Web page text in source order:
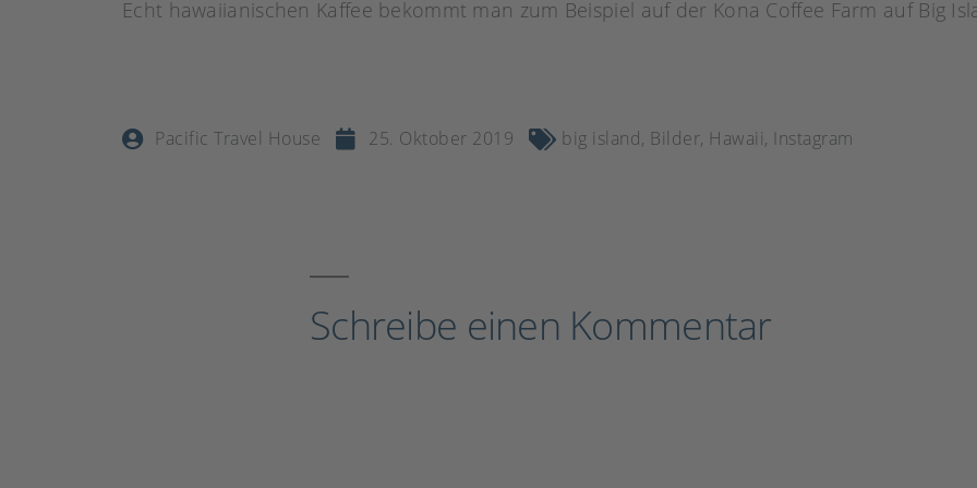
Echt hawaiianischen Kaffee bekommt man zum Beispiel auf der Kona Coffee Farm auf Big
Pacific Travel House 25. Oktober 2019 big island, Bilder, Hawaii, Instagram
Schreibe einen Kommentar